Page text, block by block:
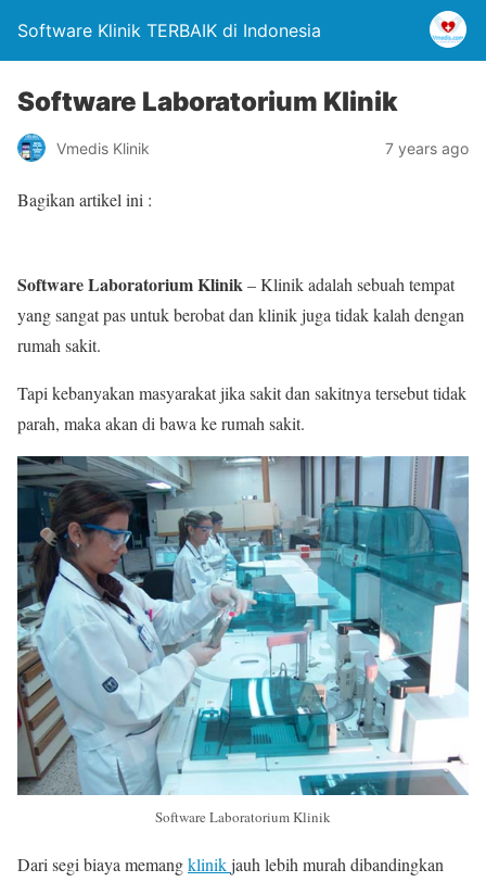
Software Klinik TERBAIK di Indonesia
Software Laboratorium Klinik
Vmedis Klinik 7 years ago
Bagikan artikel ini :
Software Laboratorium Klinik– Klinik adalah sebuah tempat
yang sangat pas untuk berobat dan klinik juga tidak kalah dengan
rumah sakit.
Tapi kebanyakan masyarakat jika sakit dan sakitnya tersebut tidak
parah, maka akan di bawa ke rumah sakit.
Software Laboratorium Klinik
Dari segi biaya memangklinikjauh lebih murah dibandingkan